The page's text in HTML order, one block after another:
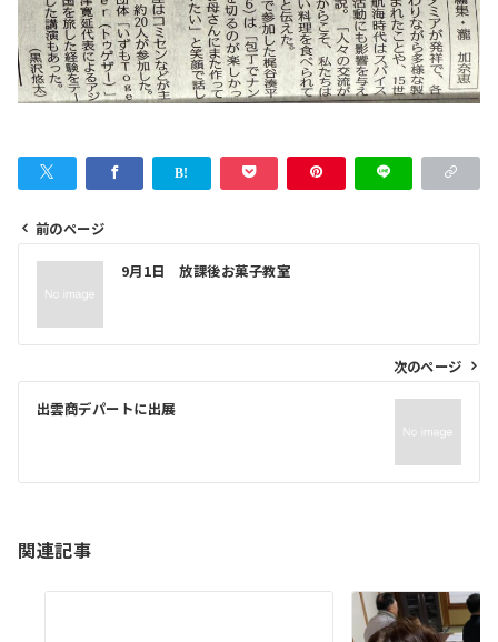
投
ナ
ビ
ゲ
ー
ョ
前のページ
9月1日 放課後お菓子教室
次のページ
出雲商デパートに出展
関連記事